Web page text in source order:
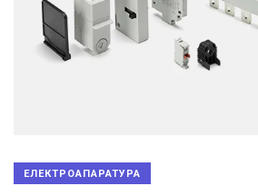
ЕЛЕКТРОАПАРАТУРА